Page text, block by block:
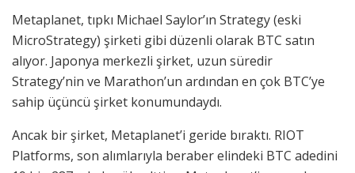
Metaplanet, tıpkı Michael Saylor’ın Strategy (eski
MicroStrategy) şirketi gibi düzenli olarak BTC satın
alıyor. Japonya merkezli şirket, uzun süredir
Strategy’nin ve Marathon’un ardından en çok BTC’ye
sahip üçüncü şirket konumundaydı.
Ancak bir şirket, Metaplanet’i geride bıraktı. RIOT
Platforms, son alımlarıyla beraber elindeki BTC adedini